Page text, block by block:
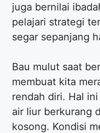
juga bernilai
pelajari strategi
segar sepanjang
Bau mulut saat
membuat kita
rendah diri. Hal
air liur berkurang
kosong. Kondisi